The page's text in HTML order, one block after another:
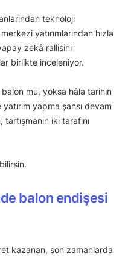
teknoloji
yatırımlarından hızla
zekâ rallisini
birlikte inceleniyor.
mu, yoksa hâla tarihin
yapma şansı devam
iki tarafını
balon endişesi
kazanan, son zamanlarda